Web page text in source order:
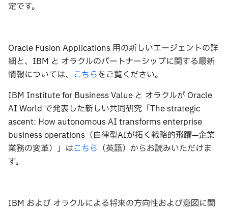
定です。
Oracle Fusion Applications ⽤の新しいエージェントの詳
細と、IBM と オラクルのパートナーシップに関する最新
情報については、 こちらをご覧ください。
IBM Institute for Business Value と オラクルが Oracle
AI World で発表した新しい共同研究「The strategic
ascent: How autonomous AI transforms enterprise
business operations（自律型AIが拓く戦略的飛躍—企業
業務の変革）」はこちら （英語）からお読みいただけま
す。
IBM および オラクルによる将来の⽅向性および意図に関